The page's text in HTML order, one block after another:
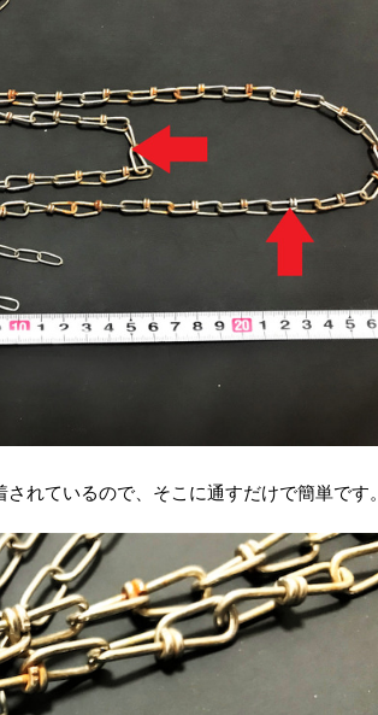
れているので、そこに通すだけで簡単です。